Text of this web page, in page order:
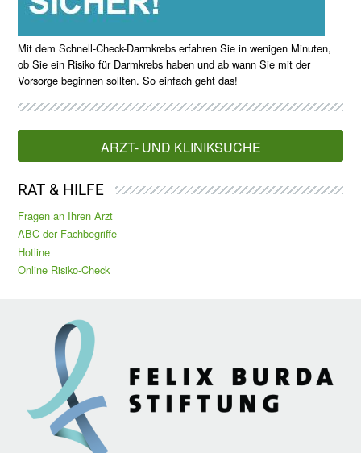
Mit dem Schnell-Check-Darmkrebs erfahren Sie in wenigen Minuten,
ob Sie ein Risiko für Darmkrebs haben und ab wann Sie mit der
Vorsorge beginnen sollten. So einfach geht das!
ARZT- UND KLINIKSUCHE
RAT & HILFE
Fragen an Ihren Arzt
ABC der Fachbegriffe
Hotline
Online Risiko-Check